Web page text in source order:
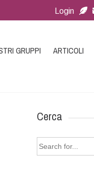
Login
GRUPPI ARTICOLI
Cerca
Search
for: